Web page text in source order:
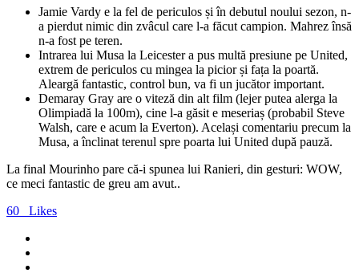
Jamie Vardy e la fel de periculos și în debutul noului sezon, n-
a pierdut nimic din zvâcul care l-a făcut campion. Mahrez însă
n-a fost pe teren.
Intrarea lui Musa la Leicester a pus multă presiune pe United,
extrem de periculos cu mingea la picior și fața la poartă.
Aleargă fantastic, control bun, va fi un jucător important.
Demaray Gray are o viteză din alt film (lejer putea alerga la
Olimpiadă la 100m), cine l-a găsit e meseriaș (probabil Steve
Walsh, care e acum la Everton). Același comentariu precum la
Musa, a înclinat terenul spre poarta lui United după pauză.
La final Mourinho pare că-i spunea lui Ranieri, din gesturi: WOW,
ce meci fantastic de greu am avut..
60
Likes